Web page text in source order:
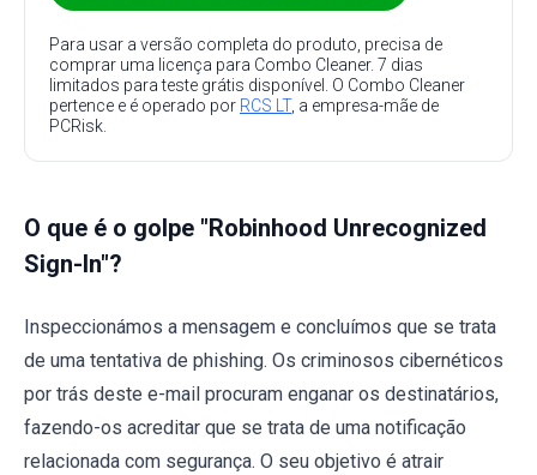
Para usar a versão completa do produto, precisa de
comprar uma licença para Combo Cleaner. 7 dias
limitados para teste grátis disponível. O Combo Cleaner
pertence e é operado por RCS LT, a empresa-mãe de
PCRisk.
O que é o golpe "Robinhood Unrecognized
Sign-In"?
Inspeccionámos a mensagem e concluímos que se trata
de uma tentativa de phishing. Os criminosos cibernéticos
por trás deste e-mail procuram enganar os destinatários,
fazendo-os acreditar que se trata de uma notificação
relacionada com segurança. O seu objetivo é atrair